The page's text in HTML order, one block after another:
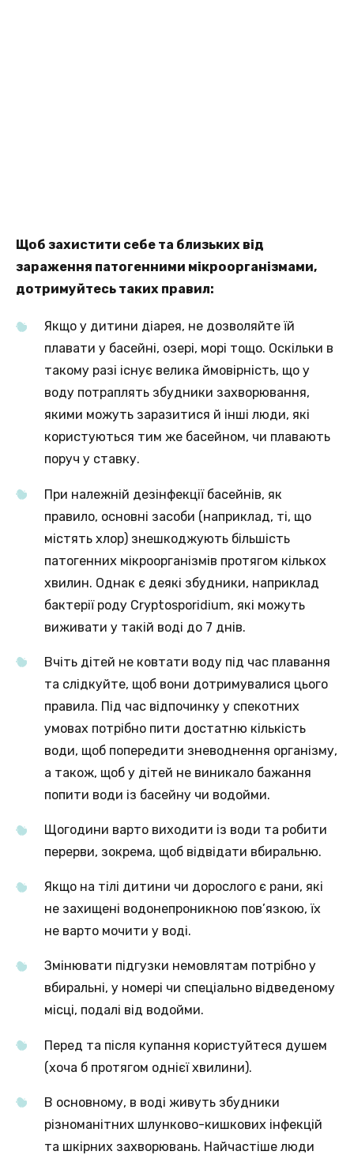
Щоб захистити себе та близьких від
зараження патогенними мікроорганізмами,
дотримуйтесь таких правил:
Якщо у дитини діарея, не дозволяйте їй
плавати у басейні, озері, морі тощо. Оскільки в
такому разі існує велика ймовірність, що у
воду потраплять збудники захворювання,
якими можуть заразитися й інші люди, які
користуються тим же басейном, чи плавають
поруч у ставку.
При належній дезінфекції басейнів, як
правило, основні засоби (наприклад, ті, що
містять хлор) знешкоджують більшість
патогенних мікроорганізмів протягом кількох
хвилин. Однак є деякі збудники, наприклад
бактерії роду Cryptosporidium, які можуть
виживати у такій воді до 7 днів.
Вчіть дітей не ковтати воду під час плавання
та слідкуйте, щоб вони дотримувалися цього
правила. Під час відпочинку у спекотних
умовах потрібно пити достатню кількість
води, щоб попередити зневоднення організму,
а також, щоб у дітей не виникало бажання
попити води із басейну чи водойми.
Щогодини варто виходити із води та робити
перерви, зокрема, щоб відвідати вбиральню.
Якщо на тілі дитини чи дорослого є рани, які
не захищені водонепроникною пов’язкою, їх
не варто мочити у воді.
Змінювати підгузки немовлятам потрібно у
вбиральні, у номері чи спеціально відведеному
місці, подалі від водойми.
Перед та після купання користуйтеся душем
(хоча б протягом однієї хвилини).
В основному, в воді живуть збудники
різноманітних шлунково-кишкових інфекцій
та шкірних захворювань. Найчастіше люди